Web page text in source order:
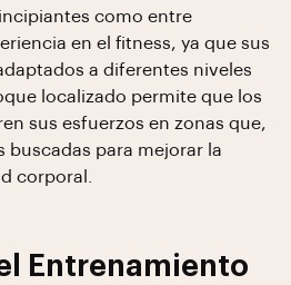
como entre
en el fitness, ya que sus
a diferentes niveles
localizado permite que los
sus esfuerzos en zonas que,
buscadas para mejorar la
corporal.
Entrenamiento